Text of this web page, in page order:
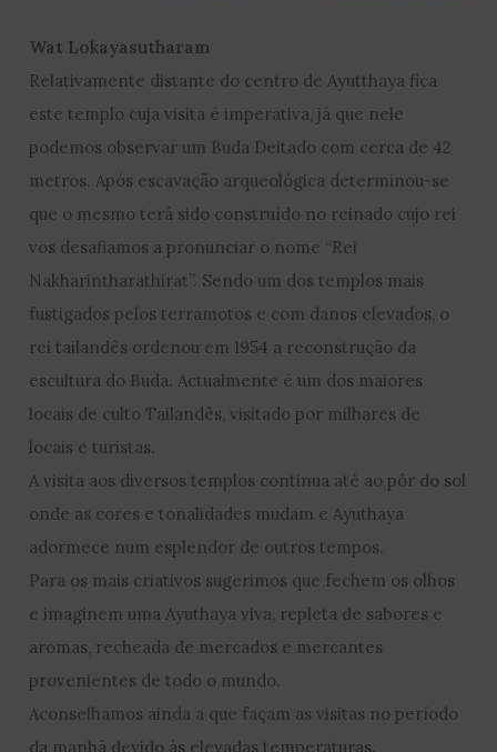
Wat Lokayasutharam
Relativamente distante do centro de Ayutthaya fica
este templo cuja visita é imperativa, já que nele
podemos observar um Buda Deitado com cerca de 42
metros. Após escavação arqueológica determinou-se
que o mesmo terá sido construído no reinado cujo rei
vos desafiamos a pronunciar o nome “Rei
Nakharintharathirat”. Sendo um dos templos mais
fustigados pelos terramotos e com danos elevados, o
rei tailandês ordenou em 1954 a reconstrução da
escultura do Buda. Actualmente é um dos maiores
locais de culto Tailandês, visitado por milhares de
locais e turistas.
A visita aos diversos templos continua até ao pôr do sol
onde as cores e tonalidades mudam e Ayuthaya
adormece num esplendor de outros tempos.
Para os mais criativos sugerimos que fechem os olhos
e imaginem uma Ayuthaya viva, repleta de sabores e
aromas, recheada de mercados e mercantes
provenientes de todo o mundo.
Aconselhamos ainda a que façam as visitas no período
da manhã devido às elevadas temperaturas.